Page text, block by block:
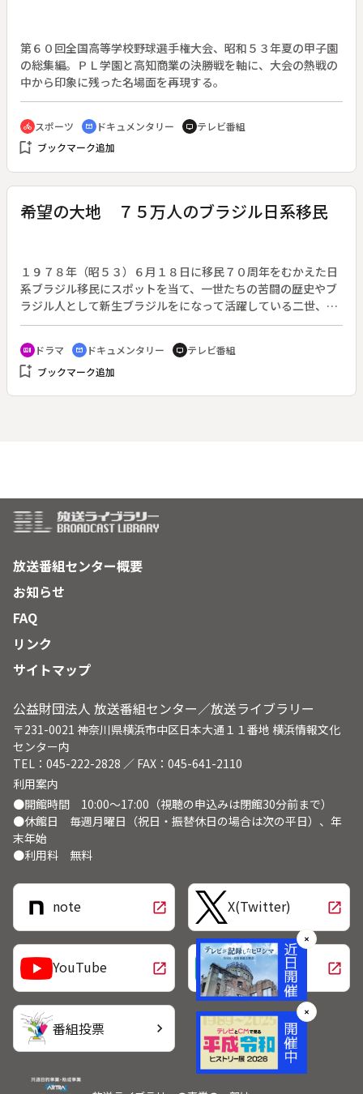
第６０回全国高等学校野球選手権大会、昭和５３年夏の甲子園
の総集編。ＰＬ学園と高知商業の決勝戦を軸に、大会の熱戦の
中から印象に残った名場面を再現する。
directions_bike スポーツ cinematic_blur ドキュメンタリー tv テレビ番組
bookmark_add ブックマーク追加
希望の大地 ７５万人のブラジル日系移民
１９７８年（昭５３）６月１８日に移民７０周年をむかえた日
系ブラジル移民にスポットを当て、一世たちの苦闘の歴史やブ
ラジル人として新生ブラジルをになって活躍している二世、三
世たちの姿を、のべ３００人におよぶ日系人へのインタビュー
や実話にもとづく再現ドラマで構成するドキュメンタリードラ
マ。◆１９０８年（明治４１）、第１回ブラジル移民船が神戸
を出発した。生存する２８人に当時の思い出を語ってもらいな
recent_actors ドラマ cinematic_blur ドキュメンタリー tv テレビ番組
bookmark_add ブックマーク追加
放送番組センター概要
お知らせ
FAQ
リンク
サイトマップ
公益財団法人 放送番組センター／放送ライブラリー
〒231-0021 神奈川県横浜市中区日本大通１１番地 横浜情報文化
センター内
TEL：045-222-2828 ／ FAX：045-641-2110
利用案内
●開館時間 10:00～17:00（視聴の申込みは閉館30分前まで）
●休館日 毎週月曜日（祝日・振替休日の場合は次の平日）、年
末年始
●利用料 無料
note open_in_new X(Twitter) open_in_new
YouTube open_in_new LINE open_in_new
番組投票 chevron_right
✕
✕